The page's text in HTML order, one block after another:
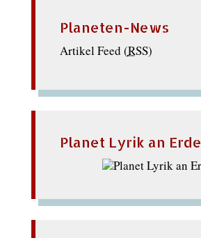
Planeten-News
Artikel Feed (RSS)
Planet Lyrik an Erde